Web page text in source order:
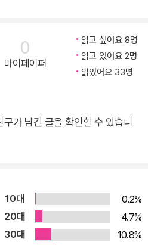
0
마이페이퍼
읽고 싶어요 8명
읽고 있어요 2명
읽었어요 33명
가 남긴 글을 확인할 수 있습니
10대
0.2%
20대
4.7%
30대
10.8%